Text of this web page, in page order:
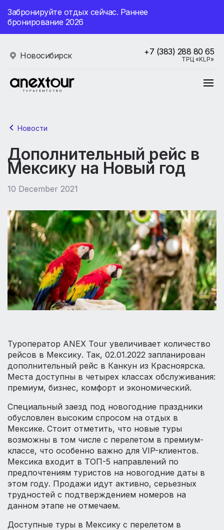
Забронируйте отдых сейчас. Раннее
бронирование 2026
Новосибирск +7 (383) 288 80 65
ТРЦ «KLP»
Новости
Дополнительный рейс в
Мексику на Новый год
10 December 2021
Туроператор ANEX Tour увеличивает количество
рейсов в Мексику. Так, 02.01.2022 запланирован
дополнительный рейс в Канкун из Красноярска.
Места доступны в четырех классах обслуживания:
премиум, бизнес, комфорт и экономический.
Специальный заезд под новогодние праздники
обусловлен высоким спросом на отдых в
Мексике. Стоит отметить, что новые туры
возможны в том числе с перелетом в премиум-
классе, что особенно важно для VIP-клиентов.
Мексика входит в ТОП-5 направлений по
предпочтениям туристов на новогодние даты в
этом году. Продажи идут активно, серьезных
трудностей с подтверждением номеров на
данном этапе не отмечаем.
Доступные туры в Мексику с перелетом в